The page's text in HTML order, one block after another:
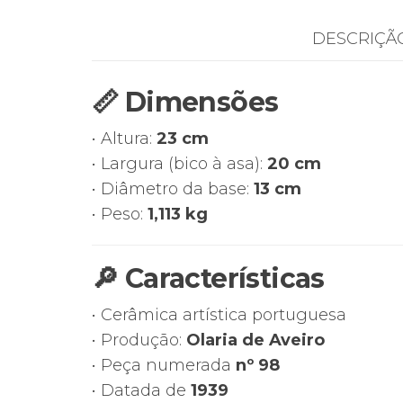
📏 Dimensões
• Altura: 23 cm
• Largura (bico à asa): 20 cm
• Diâmetro da base: 13 cm
• Peso: 1,113 kg
🔎 Características
• Cerâmica artística portuguesa
• Produção: Olaria de Aveiro
• Peça numerada nº 98
• Datada de 1939